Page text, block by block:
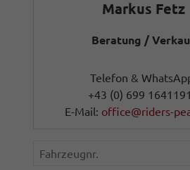
Markus Fetz
Beratung /
Telefon &
+43 (0) 699
E-Mail: office@riders-
Fahrzeugnr.